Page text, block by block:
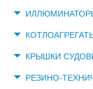
КРЫШКИ
РЕЗИНО-